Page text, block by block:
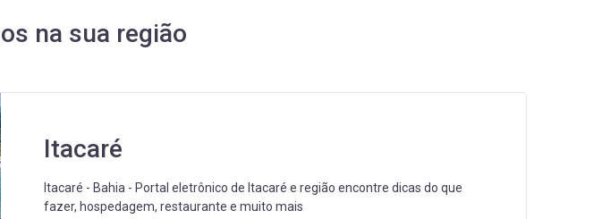
na sua região
Barra Grande
Barra Grande - BA - Portal eletrônico com principais informações de atrativos,
restaurantes, hospedagem, agenda e muito mais!